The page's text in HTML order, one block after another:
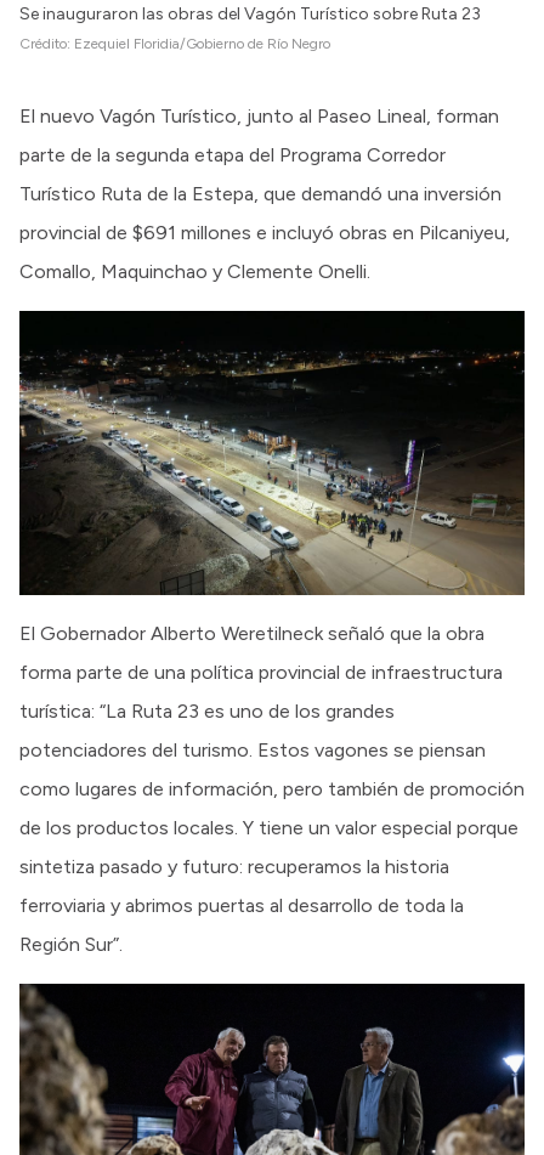
Se inauguraron las obras del Vagón Turístico sobre Ruta 23
Crédito: Ezequiel Floridia/Gobierno de Río Negro
El nuevo Vagón Turístico, junto al Paseo Lineal, forman
parte de la segunda etapa del Programa Corredor
Turístico Ruta de la Estepa, que demandó una inversión
provincial de $691 millones e incluyó obras en Pilcaniyeu,
Comallo, Maquinchao y Clemente Onelli.
El Gobernador Alberto Weretilneck señaló que la obra
forma parte de una política provincial de infraestructura
turística: “La Ruta 23 es uno de los grandes
potenciadores del turismo. Estos vagones se piensan
como lugares de información, pero también de promoción
de los productos locales. Y tiene un valor especial porque
sintetiza pasado y futuro: recuperamos la historia
ferroviaria y abrimos puertas al desarrollo de toda la
Región Sur”.